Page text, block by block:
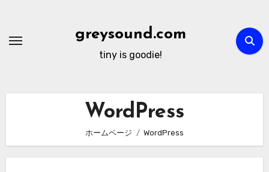
greysound.com
tiny is goodie!
WordPress
ホームページ WordPress